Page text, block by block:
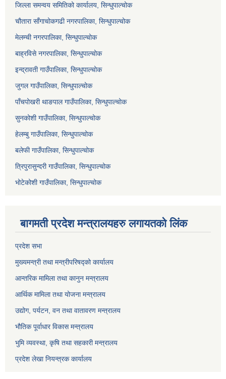
जिल्ला समन्वय समितिको कार्यालय, सिन्धुपाल्चोक
चौतारा साँगाचोकगढी नगरपालिका, सिन्धुपाल्चोक
मेलम्ची नगरपालिका, सिन्धुपाल्चोक
बाह्रविसे नगरपालिका, सिन्धुपाल्चोक
इन्द्रावती गाउँपालिका, सिन्धुपाल्चोक
जुगल गाउँपालिका, सिन्धुपाल्चोक
पाँचपोखरी थाङपाल गाउँपालिका, सिन्धुपाल्चोक
सुनकोशी गाउँपालिका, सिन्धुपाल्चोक
हेलम्बु गाउँपालिका, सिन्धुपाल्चोक
बलेफी गाउँपालिका, सिन्धुपाल्चोक
त्रिपुरासुन्दरी गाउँपालिका, सिन्धुपाल्चोक
भोटेकोशी गाउँपालिका, सिन्धुपाल्चोक
बागमती प्रदेश मन्त्रालयहरु लगायतको लिंक
प्रदेश सभा
मुख्यमन्त्री तथा मन्त्रीपरिषद्को कार्यालय
आन्तरिक मामिला तथा कानुन मन्त्रालय
आर्थिक मामिला तथा योजना मन्त्रालय
उद्योग, पर्यटन, वन तथा वातावरण मन्त्रालय
भौतिक पूर्वाधार विकास मन्त्रालय
भुमि व्यवस्था, कृषि तथा सहकारी मन्त्रालय
प्रदेश लेखा नियन्त्रक कार्यालय